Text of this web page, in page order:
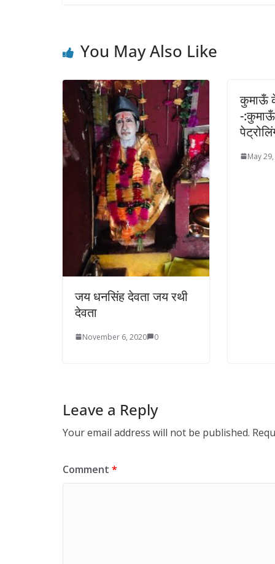
You May Also Like
जय धनसिंह देवता जय रथी
देवता
November 6, 2020 0
कुमाऊँ
-
May
Leave a Reply
Your email address will not be published.
Comment *